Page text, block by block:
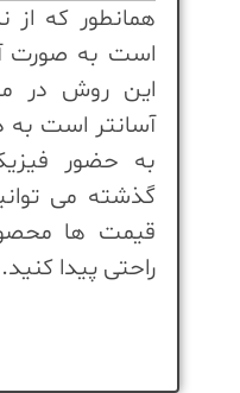
همانطور که
است به صورت
این روش در
آسانتر است به
به حضور
گذشته می
قیمت ها
راحتی پیدا کنید.